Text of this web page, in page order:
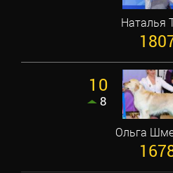
Наталья
10
8
Ольга